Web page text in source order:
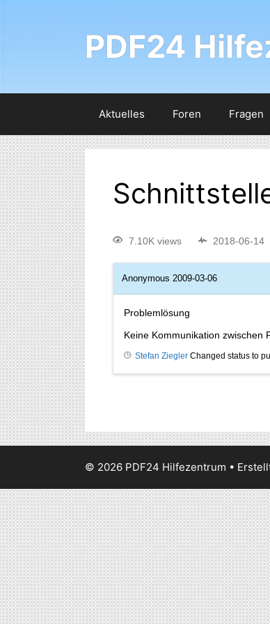
PDF24
Aktuelles Foren Fragen
7.10K views 2018-06-14
Anonymous 2009-03-06
Problemlösung
Keine Kommunikation zwischen
Stefan Ziegler Changed status to
© 2026 PDF24 Hilfezentrum •